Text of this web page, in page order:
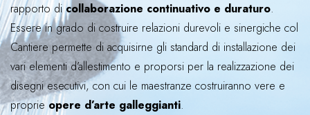
rapporto dicollaborazione continuativo e duraturo.
Essere in grado di costruire relazioni durevoli e sinergiche col
Cantiere permette di acquisirne gli standard di installazione dei
vari elementi d’allestimento e proporsi per la realizzazione dei
disegni esecutivi, con cui le maestranze costruiranno vere e
proprie opere d’arte galleggianti.